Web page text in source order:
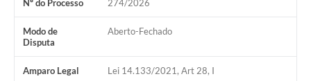
Nº do Processo 274/2026
Modo de
Disputa
Aberto-Fechado
Amparo Legal Lei 14.133/2021, Art 28, I